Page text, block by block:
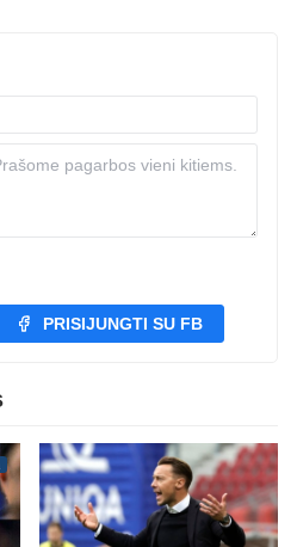
PRISIJUNGTI SU FB